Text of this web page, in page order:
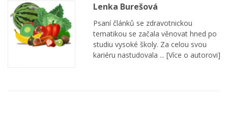
Lenka Burešová
Psaní článků se zdravotnickou
tematikou se začala věnovat hned po
studiu vysoké školy. Za celou svou
kariéru nastudovala ... [Více o autorovi]